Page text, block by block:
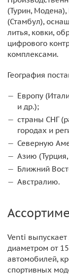
(Турин, Модена),
(Стамбул),
литья, ковки,
цифрового
комплексами.
География
Европу
и др.);
страны СНГ
городах и
Северную
Азию
Ближний
Австралию.
Venti
диаметром от
автомобилей,
спортивных